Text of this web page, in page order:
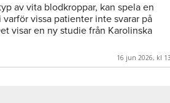
av vita blodkroppar, kan spela en
vissa patienter inte svarar på
visar en ny studie från Karolinska
16 jun 2026, kl